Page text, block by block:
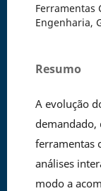
Ferramentas
Engenharia,
Resumo
A evolução
demandado,
ferramentas
análises
modo a